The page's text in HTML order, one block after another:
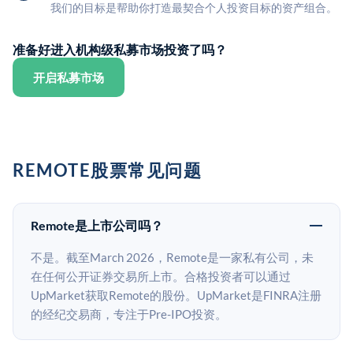
我们的目标是帮助你打造最契合个人投资目标的资产组合。
准备好进入机构级私募市场投资了吗？
开启私募市场
REMOTE股票常见问题
Remote是上市公司吗？
不是。截至March 2026，Remote是一家私有公司，未
在任何公开证券交易所上市。合格投资者可以通过
UpMarket获取Remote的股份。UpMarket是FINRA注册
的经纪交易商，专注于Pre-IPO投资。